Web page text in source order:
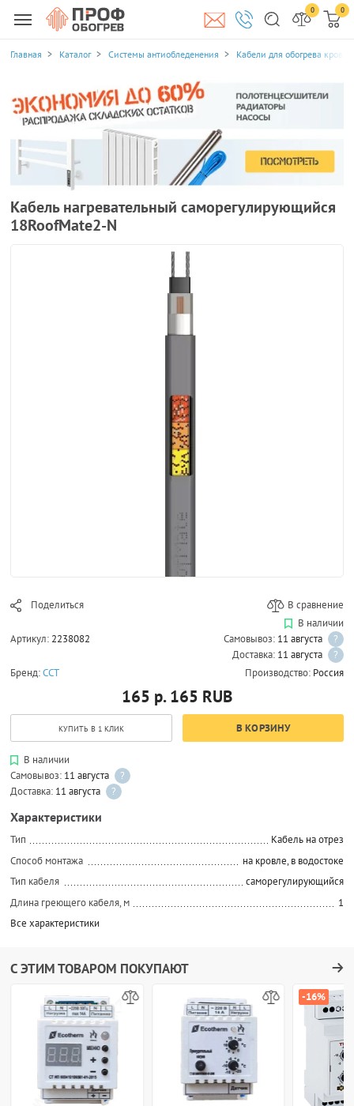
0 0
Главная Каталог Системы антиобледенения Кабели для обогрева
Кабель нагревательный саморегулирующийся
18RoofMate2-N
Поделиться В сравнение
Артикул: 2238082
В наличии
Самовывоз: 11 августа
?
Доставка: 11 августа
?
Бренд:ССТ Производство: Россия
165 р. 165 RUB
КУПИТЬ В 1 КЛИК В КОРЗИНУ
В наличии
Самовывоз: 11 августа
?
Доставка: 11 августа ?
Характеристики
Тип
Кабель на отрез
Способ монтажа
на кровле, в водостоке
Тип кабеля
саморегулирующийся
Длина греющего кабеля, м
1
Все характеристики
С ЭТИМ ТОВАРОМ ПОКУПАЮТ
-16%